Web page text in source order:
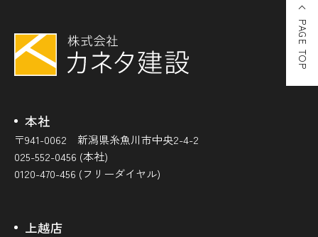
本社
〒941-0062 新潟県糸魚川市中央2-4-2
025-552-0456 (本社)
0120-470-456 (フリーダイヤル)
上越店
PAGE TOP